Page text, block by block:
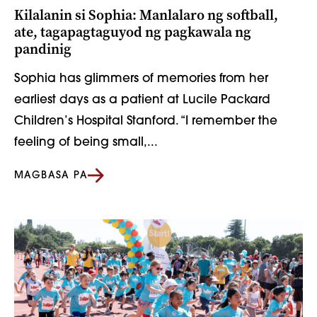
Kilalanin si Sophia: Manlalaro ng softball,
ate, tagapagtaguyod ng pagkawala ng
pandinig
Sophia has glimmers of memories from her
earliest days as a patient at Lucile Packard
Children’s Hospital Stanford. “I remember the
feeling of being small,...
MAGBASA PA